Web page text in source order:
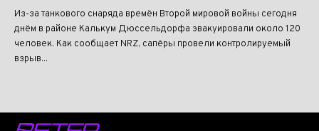
Из-за танкового снаряда времён Второй мировой войны сегодня
днём в районе Калькум Дюссельдорфа эвакуировали около 120
человек. Как сообщает NRZ, сапёры провели контролируемый
взрыв...